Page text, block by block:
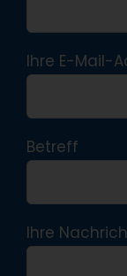
Ihre E-Mail-
Betreff
Ihre